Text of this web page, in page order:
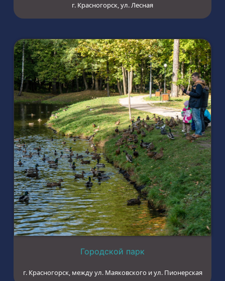
г. Красногорск, ул. Лесная
Городской парк
г. Красногорск, между ул. Маяковского и ул. Пионерская